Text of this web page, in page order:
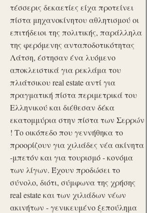
τέσσερις δεκαετίες είχα προτείνει
πίστα μηχανοκίνητου αθλητισμού οι
επιτήδειοι της πολιτικής, παράλληλα
της φερόμενης ανταποδοτικότητας
Λάτση, έστησαν ένα λυόμενο
αποκλειστικά για ρεκλάμα του
πλιάτσικου real estate αντί για
πραγματική πίστα περιμετρικά του
Ελληνικού και διέθεσαν δέκα
εκατομμύρια στην πίστα των Σερρών
! Το οικόπεδο που γεννήθηκα το
προορίζουν για χιλιάδες νέα ακίνητα
-μπετόν και για τουρισμό - κονόμα
των λίγων. Έχουν προδώσει το
σύνολο, διότι, σύμφωνα της χρήσης
real estate και των χιλιάδων νέων
ακινήτων - γενικευμένο ξεπούλημα